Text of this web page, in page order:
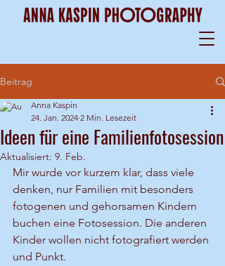
Beitrag
Ideen für eine Familienfotosession
Anna Kaspin
24. Jan. 2024 2 Min. Lesezeit
Aktualisiert: 9. Feb.
Mir wurde vor kurzem klar, dass viele
denken, nur Familien mit besonders
fotogenen und gehorsamen Kindern
buchen eine Fotosession. Die anderen
Kinder wollen nicht fotografiert werden
und Punkt.